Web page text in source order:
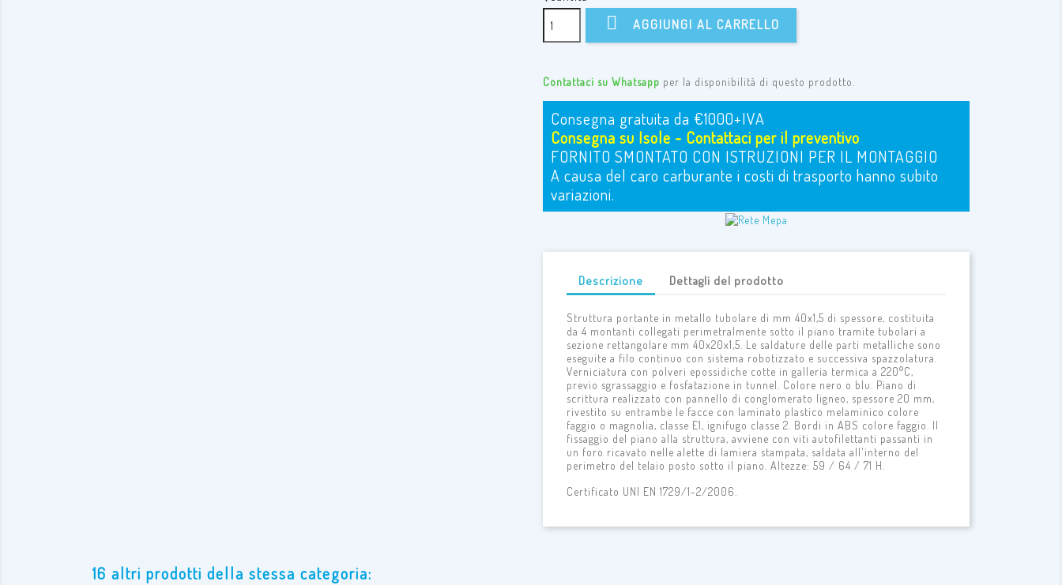
 AGGIUNGI AL CARRELLO
Contattaci su Whatsapp per la disponibilità di questo prodotto.
Consegna gratuita da €1000+IVA
Consegna su Isole - Contattaci per il preventivo
FORNITO SMONTATO CON ISTRUZIONI PER IL MONTAGGIO
A causa del caro carburante i costi di trasporto hanno subito
variazioni.
Descrizione Dettagli del prodotto
Struttura portante in metallo tubolare di mm 40x1,5 di spessore, costituita
da 4 montanti collegati perimetralmente sotto il piano tramite tubolari a
sezione rettangolare mm 40x20x1,5. Le saldature delle parti metalliche sono
eseguite a filo continuo con sistema robotizzato e successiva spazzolatura.
Verniciatura con polveri epossidiche cotte in galleria termica a 220°C,
previo sgrassaggio e fosfatazione in tunnel. Colore nero o blu. Piano di
scrittura realizzato con pannello di conglomerato ligneo, spessore 20 mm,
rivestito su entrambe le facce con laminato plastico melaminico colore
faggio o magnolia, classe E1, ignifugo classe 2. Bordi in ABS colore faggio. Il
fissaggio del piano alla struttura, avviene con viti autofilettanti passanti in
un foro ricavato nelle alette di lamiera stampata, saldata all'interno del
perimetro del telaio posto sotto il piano. Altezze: 59 / 64 / 71 H.
Certificato UNI EN 1729/1-2/2006.
16 altri prodotti della stessa categoria: